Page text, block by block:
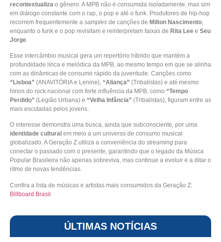
recontextualiza o gênero. A MPB não é consumida isoladamente, mas sim
em diálogo constante com o rap, o pop e até o funk. Produtores de hip-hop
recorrem frequentemente a samples de canções de Milton Nascimento
enquanto o funk e o pop revisitam e reinterpretam faixas de Rita Lee e Seu
Jorge
Esse intercâmbio musical gera um repertório híbrido que mantém a
profundidade lírica e melódica da MPB, ao mesmo tempo em que se alinha
com as dinâmicas de consumo rápido da juventude. Canções como
“Lisboa” (ANAVITÓRIA e Lenine), “Aliança” (Tribalistas) e até mesmo
hinos do rock nacional com forte influência da MPB, como “Tempo
Perdido” (Legião Urbana) e “Velha Infância” (Tribalistas), figuram entre as
mais escutadas pelos jovens.
O interesse demonstra uma busca, ainda que subconsciente, por uma
identidade cultural em meio a um universo de consumo musical
globalizado. A Geração Z utiliza a conveniência do streaming para
conectar o passado com o presente, garantindo que o legado da Música
Popular Brasileira não apenas sobreviva, mas continue a evoluir e a ditar o
ritmo de novas tendências.
Confira a lista de músicas e artistas mais consumidos da Geração Z:
Billboard Brasil
ÚLTIMAS NOTÍCIAS